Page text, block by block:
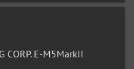
CORP. E-M5MarkII